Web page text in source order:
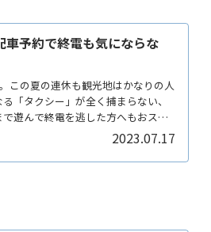
車予約で終電も気にならな
この夏の連休も観光地はかなりの人
「タクシー」が全く捕まらない、
遊んで終電を逃した方へもおスス
2023.07.17